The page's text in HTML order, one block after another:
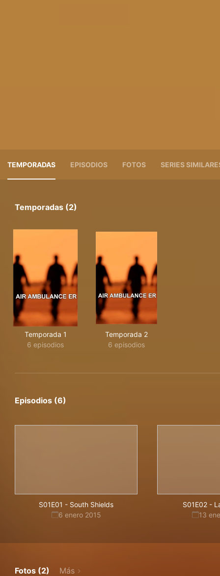
TEMPORADAS EPISODIOS FOTOS SERIES
Temporadas (2)
Temporada 1
6 episodios
Temporada 2
6 episodios
Episodios (6)
S01E01 - South Shields
6 enero 2015
S01E02 -
13
Fotos (2) Más